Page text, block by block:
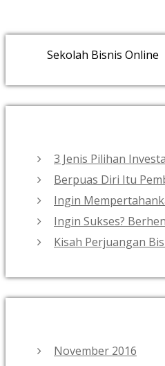
Sekolah Bisnis Online
3 Jenis Pilihan
Berpuas Diri Itu
Ingin
Ingin Sukses?
Kisah Perjuangan
November 2016